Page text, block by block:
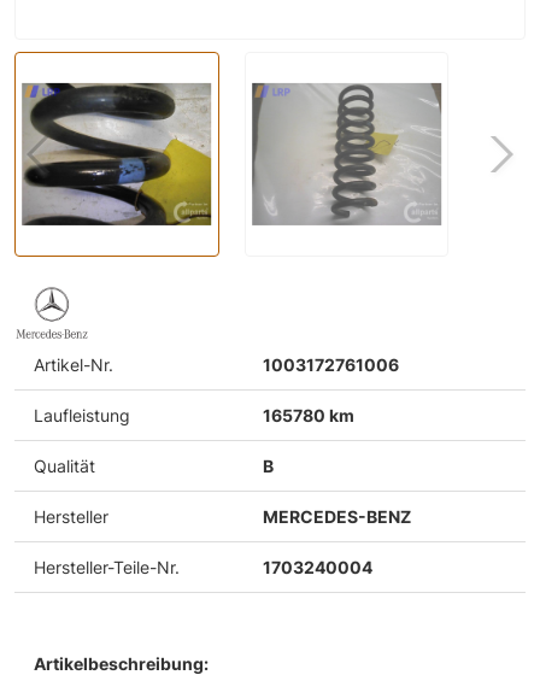
Artikel-Nr. 1003172761006
Laufleistung 165780 km
Qualität B
Hersteller MERCEDES-BENZ
Hersteller-Teile-Nr. 1703240004
Artikelbeschreibung: